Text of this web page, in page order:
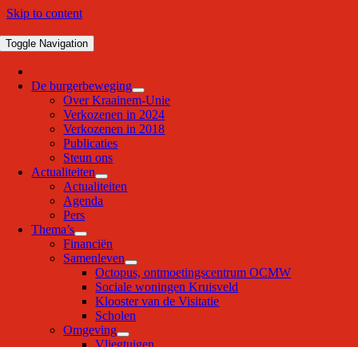
Skip to content
Toggle Navigation
De burgerbeweging
Over Kraainem-Unie
Verkozenen in 2024
Verkozenen in 2018
Publicaties
Steun ons
Actualiteiten
Actualiteiten
Agenda
Pers
Thema’s
Financiën
Samenleven
Octopus, ontmoetingscentrum OCMW
Sociale woningen Kruisveld
Klooster van de Visitatie
Scholen
Omgeving
Vliegtuigen